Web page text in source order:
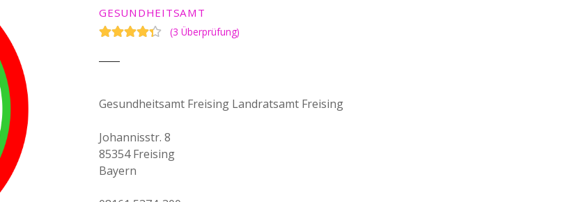
GESUNDHEITSAMT
(3 Überprüfung)
Gesundheitsamt Freising Landratsamt Freising
Johannisstr. 8
85354 Freising
Bayern